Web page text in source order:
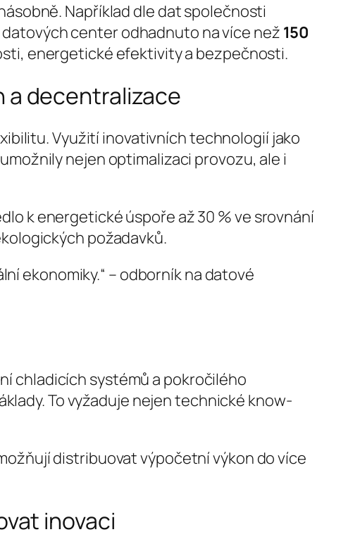
Například dle dat společnosti
center odhadnuto na více než 150
energetické efektivity a bezpečnosti.
a decentralizace
Využití inovativních technologií jako
nejen optimalizaci provozu, ale i
k energetické úspoře až 30 % ve srovnání
požadavků.
ekonomiky.“ – odborník na datové
chladicích systémů a pokročilého
To vyžaduje nejen technické know-
distribuovat výpočetní výkon do více
inovaci